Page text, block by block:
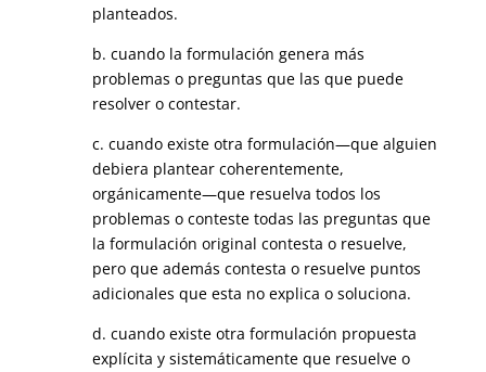
planteados.
b. cuando la formulación genera más
problemas o preguntas que las que puede
resolver o contestar.
c. cuando existe otra formulación—que alguien
debiera plantear coherentemente,
orgánicamente—que resuelva todos los
problemas o conteste todas las preguntas que
la formulación original contesta o resuelve,
pero que además contesta o resuelve puntos
adicionales que esta no explica o soluciona.
d. cuando existe otra formulación propuesta
explícita y sistemáticamente que resuelve o